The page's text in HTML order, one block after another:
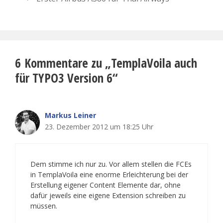
6 Kommentare zu „TemplaVoila auch
für TYPO3 Version 6“
Markus Leiner
23. Dezember 2012 um 18:25 Uhr
Dem stimme ich nur zu. Vor allem stellen die FCEs
in TemplaVoila eine enorme Erleichterung bei der
Erstellung eigener Content Elemente dar, ohne
dafür jeweils eine eigene Extension schreiben zu
müssen.